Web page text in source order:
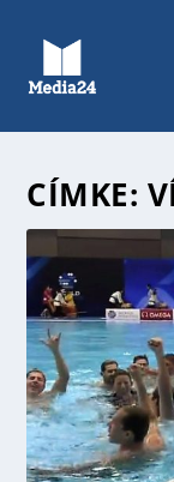
CÍMKE: